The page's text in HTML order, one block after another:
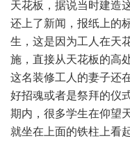
天花板，据说当时建造
还上了新闻，报纸上的
生，这是因为工人在天
施，直接从天花板的高
这名装修工人的妻子还
好招魂或者是祭拜的仪
期内，很多学生在仰望
就坐在上面的铁柱上看